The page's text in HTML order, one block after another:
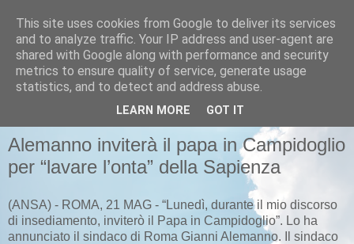
Pastafariani
Pastafariani di tutto il Papato, unitevi!
Alemanno inviterà il papa in Campidoglio
per “lavare l’onta” della Sapienza
(ANSA) - ROMA, 21 MAG - “Lunedì, durante il mio discorso
di insediamento, inviterò il Papa in Campidoglio”. Lo ha
annunciato il sindaco di Roma Gianni Alemanno. Il sindaco
This site uses cookies from Google to deliver its services
and to analyze traffic. Your IP address and user-agent are
shared with Google along with performance and security
metrics to ensure quality of service, generate usage
statistics, and to detect and address abuse.
LEARN MORE GOT IT